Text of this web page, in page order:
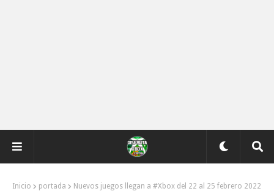
Inicio portada Nuevos juegos llegan a #Xbox del 22 al 25 febrero 2022